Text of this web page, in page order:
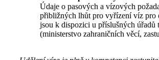
Údaje o pasových a vízových
přibližných lhůt pro vyřízení víz pro
jsou k dispozici u příslušných úřadů
(ministerstvo zahraničních věcí,